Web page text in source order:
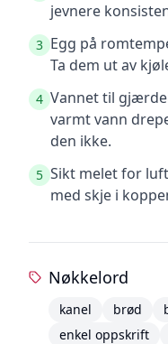
jevnere
3 Egg på
Ta dem ut av
4 Vannet til
varmt vann
den ikke.
5 Sikt melet for
med skje i
Nøkkelord
kanel brød
enkel oppskrift